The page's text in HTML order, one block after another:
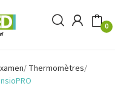
0
Thermomètres